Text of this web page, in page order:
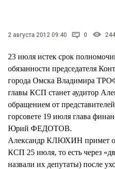
СТИЛЬ ЖИЗНИ
2 августа 2012 09:40 0
23 июля истек срок
обязанности председателя
города Омска Владимира
главы КСП станет аудитор
обращением от
горсовете 19 июля глава
Юрий ФЕДОТОВ.
Александр КЛЮХИН примет
КСП 25 июля, то есть через
назвали их депутаты) после